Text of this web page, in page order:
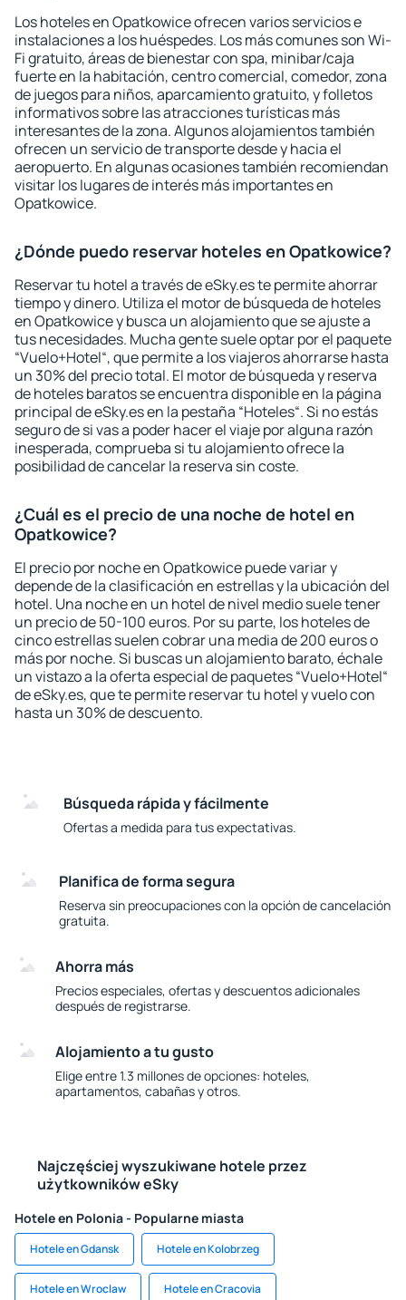
Los hoteles en Opatkowice ofrecen varios servicios e
instalaciones a los huéspedes. Los más comunes son Wi-
Fi gratuito, áreas de bienestar con spa, minibar/caja
fuerte en la habitación, centro comercial, comedor, zona
de juegos para niños, aparcamiento gratuito, y folletos
informativos sobre las atracciones turísticas más
interesantes de la zona. Algunos alojamientos también
ofrecen un servicio de transporte desde y hacia el
aeropuerto. En algunas ocasiones también recomiendan
visitar los lugares de interés más importantes en
Opatkowice.
¿Dónde puedo reservar hoteles en Opatkowice?
Reservar tu hotel a través de eSky.es te permite ahorrar
tiempo y dinero. Utiliza el motor de búsqueda de hoteles
en Opatkowice y busca un alojamiento que se ajuste a
tus necesidades. Mucha gente suele optar por el paquete
“Vuelo+Hotel“, que permite a los viajeros ahorrarse hasta
un 30% del precio total. El motor de búsqueda y reserva
de hoteles baratos se encuentra disponible en la página
principal de eSky.es en la pestaña “Hoteles“. Si no estás
seguro de si vas a poder hacer el viaje por alguna razón
inesperada, comprueba si tu alojamiento ofrece la
posibilidad de cancelar la reserva sin coste.
¿Cuál es el precio de una noche de hotel en
Opatkowice?
El precio por noche en Opatkowice puede variar y
depende de la clasificación en estrellas y la ubicación del
hotel. Una noche en un hotel de nivel medio suele tener
un precio de 50-100 euros. Por su parte, los hoteles de
cinco estrellas suelen cobrar una media de 200 euros o
más por noche. Si buscas un alojamiento barato, échale
un vistazo a la oferta especial de paquetes “Vuelo+Hotel“
de eSky.es, que te permite reservar tu hotel y vuelo con
hasta un 30% de descuento.
Búsqueda rápida y fácilmente
Ofertas a medida para tus expectativas.
Planifica de forma segura
Reserva sin preocupaciones con la opción de cancelación
gratuita.
Ahorra más
Precios especiales, ofertas y descuentos adicionales
después de registrarse.
Alojamiento a tu gusto
Elige entre 1.3 millones de opciones: hoteles,
apartamentos, cabañas y otros.
Najczęściej wyszukiwane hotele przez
użytkowników eSky
Hotele en Polonia - Popularne miasta
Hotele en Gdansk Hotele en Kolobrzeg
Hotele en Wroclaw Hotele en Cracovia